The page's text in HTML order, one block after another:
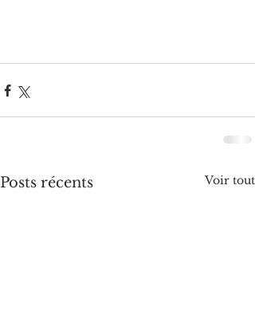
Posts récents Voir tout